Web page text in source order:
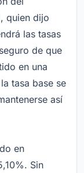
quien dijo
las tasas
de que
en una
tasa base se
así
en
Sin